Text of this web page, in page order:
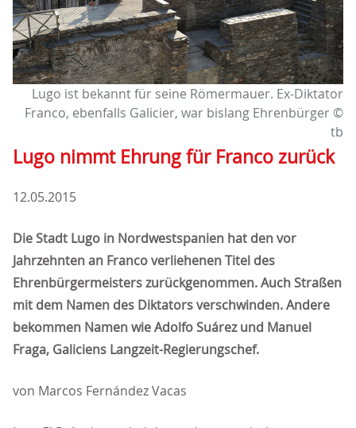
Lugo ist bekannt für seine Römermauer. Ex-Diktator
Franco, ebenfalls Galicier, war bislang Ehrenbürger ©
tb
Lugo nimmt Ehrung für Franco zurück
12.05.2015
Die Stadt Lugo in Nordwestspanien hat den vor
Jahrzehnten an Franco verliehenen Titel des
Ehrenbürgermeisters zurückgenommen. Auch Straßen
mit dem Namen des Diktators verschwinden. Andere
bekommen Namen wie Adolfo Suárez und Manuel
Fraga, Galiciens Langzeit-Regierungschef.
von Marcos Fernández Vacas